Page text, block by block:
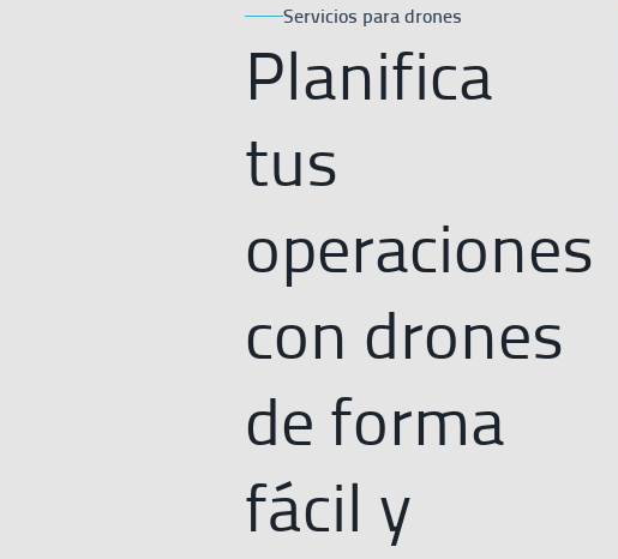
Servicios para drones
Planifica
tus
operaciones
con drones
de forma
fácil y